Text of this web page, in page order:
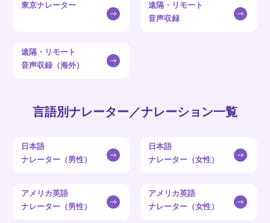
東京ナレーター
遠隔・リモート
音声収録
遠隔・リモート
音声収録（海外）
言語別ナレーター／ナレーション一覧
日本語
ナレーター（男性）
日本語
ナレーター（女性）
アメリカ英語
ナレーター（男性）
アメリカ英語
ナレーター（女性）